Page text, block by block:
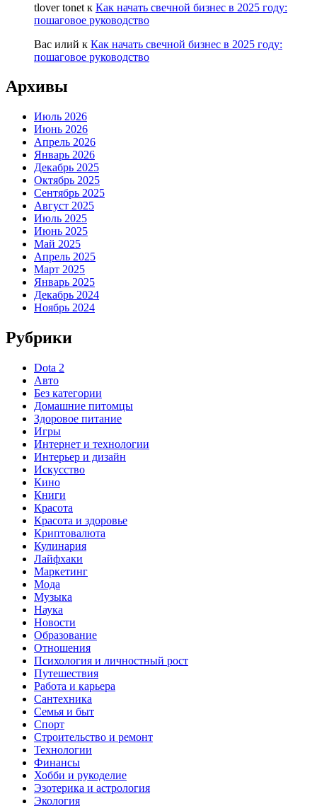
tlover tonet к Как начать свечной бизнес в 2025 году:
пошаговое руководство
Вас илий к Как начать свечной бизнес в 2025 году:
пошаговое руководство
Архивы
Июль 2026
Июнь 2026
Апрель 2026
Январь 2026
Декабрь 2025
Октябрь 2025
Сентябрь 2025
Август 2025
Июль 2025
Июнь 2025
Май 2025
Апрель 2025
Март 2025
Январь 2025
Декабрь 2024
Ноябрь 2024
Рубрики
Dota 2
Авто
Без категории
Домашние питомцы
Здоровое питание
Игры
Интернет и технологии
Интерьер и дизайн
Искусство
Кино
Книги
Красота
Красота и здоровье
Криптовалюта
Кулинария
Лайфхаки
Маркетинг
Мода
Музыка
Наука
Новости
Образование
Отношения
Психология и личностный рост
Путешествия
Работа и карьера
Сантехника
Семья и быт
Спорт
Строительство и ремонт
Технологии
Финансы
Хобби и рукоделие
Эзотерика и астрология
Экология